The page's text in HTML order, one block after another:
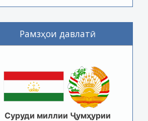
Рамзҳои давлатӣ
Суруди миллии Ҷумҳурии